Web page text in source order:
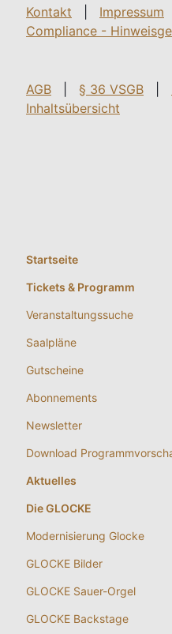
Kontakt Impressum
Compliance -
AGB § 36 VSGB
Inhaltsübersicht
Startseite
Tickets & Programm
Veranstaltungssuche
Saalpläne
Gutscheine
Abonnements
Newsletter
Download
Aktuelles
Die GLOCKE
Modernisierung Glocke
GLOCKE Bilder
GLOCKE Sauer-Orgel
GLOCKE Backstage